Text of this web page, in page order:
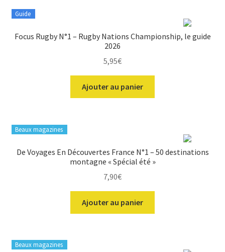
Guide
Focus Rugby N°1 – Rugby Nations Championship, le guide
2026
5,95€
Ajouter au panier
Beaux magazines
De Voyages En Découvertes France N°1 – 50 destinations
montagne « Spécial été »
7,90€
Ajouter au panier
Beaux magazines